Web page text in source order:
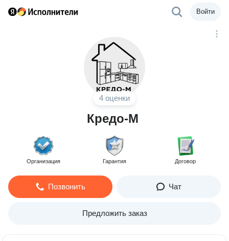
Войти
4 оценки
Кредо-М
Организация Гарантия Договор
Позвонить Чат
Предложить заказ